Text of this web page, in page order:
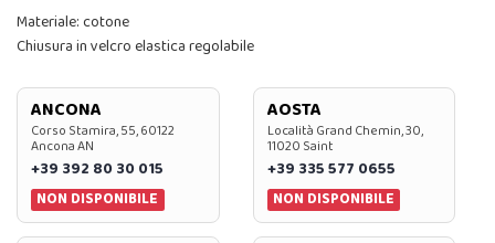
Materiale: cotone
Chiusura in velcro elastica regolabile
ANCONA
Corso Stamira, 55, 60122
Ancona AN
+39 392 80 30 015
NON DISPONIBILE
AOSTA
Località Grand Chemin, 30,
11020 Saint
+39 335 577 0655
NON DISPONIBILE